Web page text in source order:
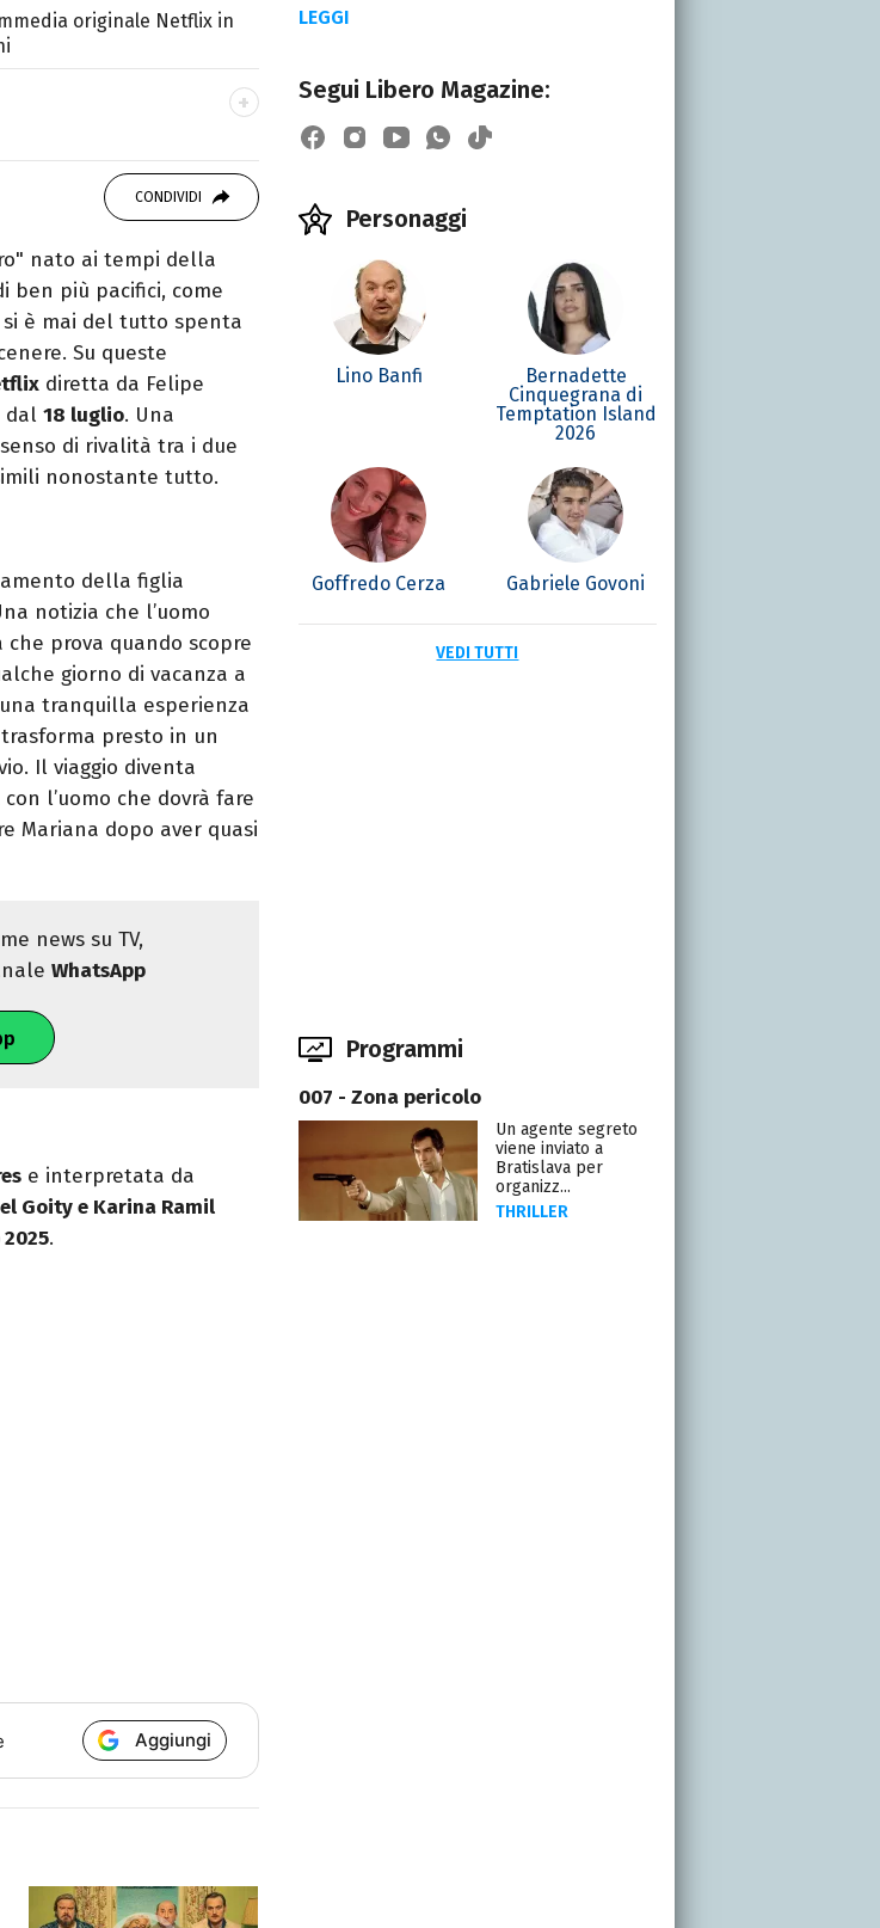
originale Netflix in
e film, cultore di
e musicista nel
CONDIVIDI
nato ai tempi della
più pacifici, come
è mai del tutto spenta
Su queste
diretta da Felipe
dal 18 luglio. Una
di rivalità tra i due
nonostante tutto.
della figlia
notizia che l’uomo
prova quando scopre
giorno di vacanza a
tranquilla esperienza
presto in un
Il viaggio diventa
l’uomo che dovrà fare
Mariana dopo aver quasi
news su TV,
WhatsApp
e interpretata da
Goity e Karina Ramil
.
Aggiungi
LEGGI
Segui Libero Magazine:
Personaggi
Lino Banfi
Bernadette
Cinquegrana di
Temptation Island
2026
Goffredo Cerza Gabriele Govoni
VEDI TUTTI
Programmi
007 - Zona pericolo
Un agente segreto
viene inviato a
Bratislava per
organizz...
THRILLER